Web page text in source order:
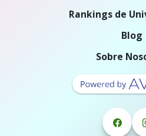
Rankings de
Blog
Sobre